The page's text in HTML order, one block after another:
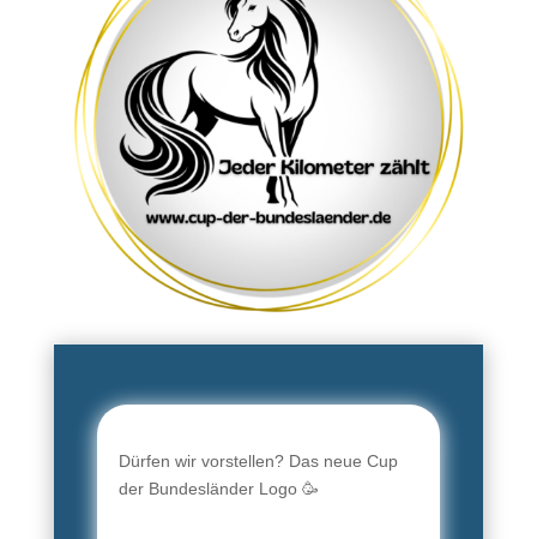
Dürfen wir vorstellen? Das neue Cup
der Bundesländer Logo 🥳